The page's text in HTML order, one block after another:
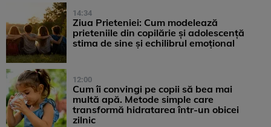
14:34
Ziua Prieteniei: Cum modelează
prieteniile din copilărie și adolescență
stima de sine și echilibrul emoțional
12:00
Cum îi convingi pe copii să bea mai
multă apă. Metode simple care
transformă hidratarea într-un obicei
zilnic